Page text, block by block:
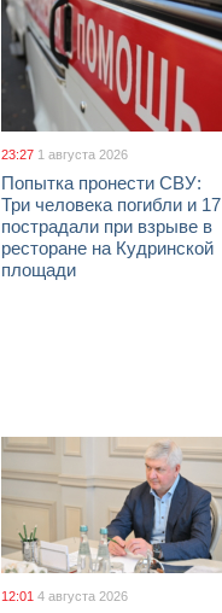
23:27 1 августа 2026
Попытка пронести СВУ:
Три человека погибли и 17
пострадали при взрыве в
ресторане на Кудринской
площади
12:01 4 августа 2026